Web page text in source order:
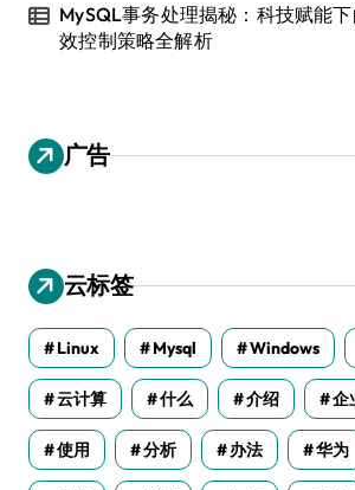
MySQL事务处理揭秘：科技赋能
效控制策略全解析
广告
云标签
Linux Mysql Windows
云计算 什么 介绍 企
使用 分析 办法 华为